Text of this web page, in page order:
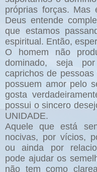
próprias forças.
Deus entende
que estamos
espiritual. Então,
O homem não
dominado, seja
caprichos de
possuem amor pelo
gosta
possui o sincero
UNIDADE.
Aquele que está
nocivas, por vícios,
ou ainda por
pode ajudar os
não tem como